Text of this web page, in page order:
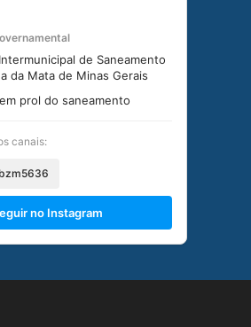
de Saneamento
da Mata de Minas Gerais
prol do saneamento
canais:
no Instagram